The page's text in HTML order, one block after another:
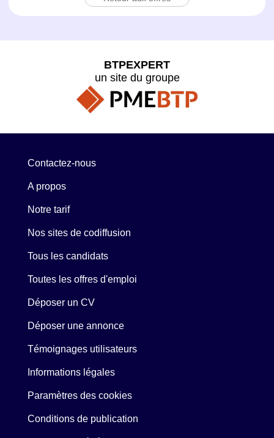
BTPEXPERT
un site du groupe
Contactez-nous
A propos
Notre tarif
Nos sites de codiffusion
Tous les candidats
Toutes les offres d'emploi
Déposer un CV
Déposer une annonce
Témoignages utilisateurs
Informations légales
Paramètres des cookies
Conditions de publication